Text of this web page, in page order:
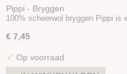
Pippi - Bryggen
100% scheerwol bryggen Pippi is
€ 7,45
✓ Op voorraad